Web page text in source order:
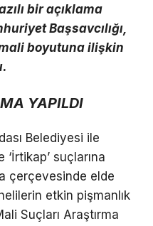
bir açıklama
Başsavcılığı,
boyutuna ilişkin
YAPILDI
Belediyesi ile
‘İrtikap’ suçlarına
çerçevesinde elde
etkin pişmanlık
Suçları Araştırma